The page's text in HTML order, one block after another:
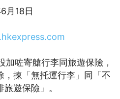
月18日
咗寄艙行李同旅遊保險，
，揀「無托運行李」同「不
遊保險」。